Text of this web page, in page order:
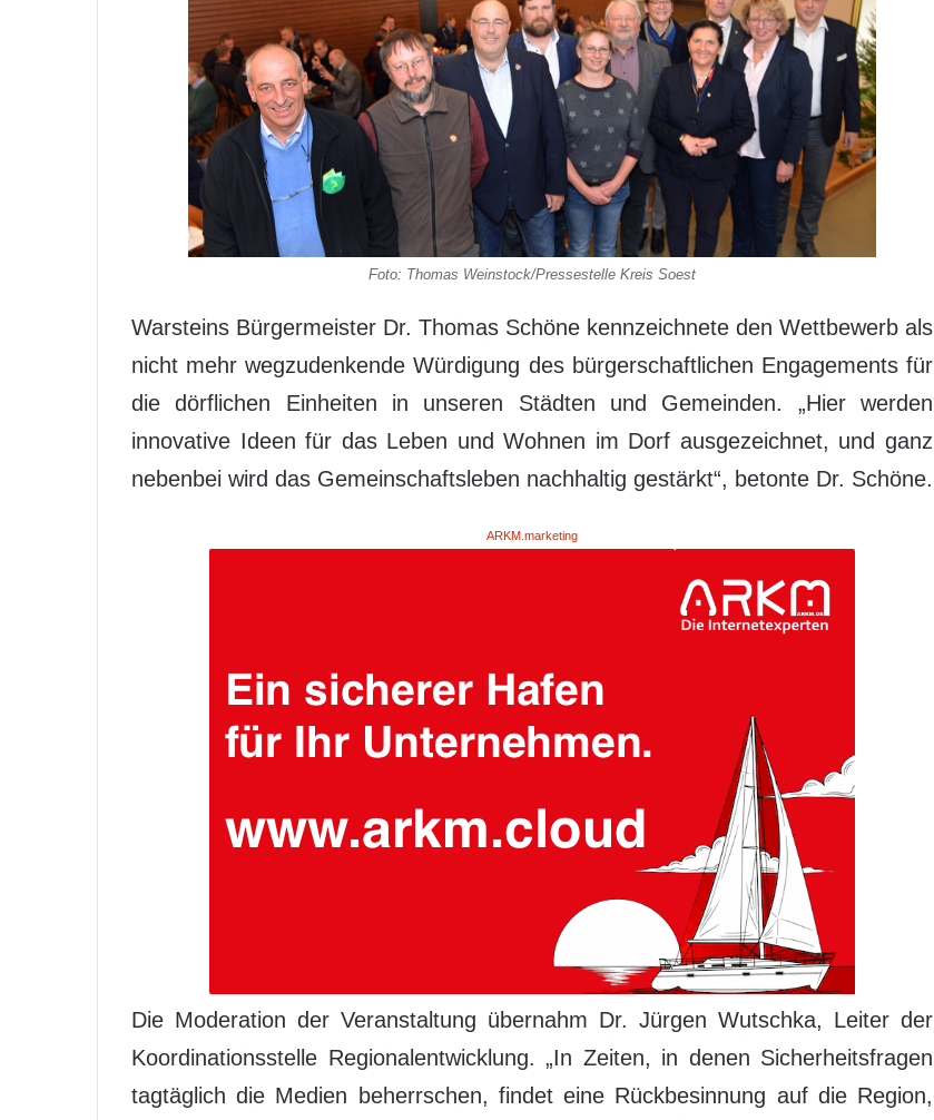
Foto: Thomas Weinstock/Pressestelle Kreis Soest
Warsteins Bürgermeister Dr. Thomas Schöne kennzeichnete den Wettbewerb als
nicht mehr wegzudenkende Würdigung des bürgerschaftlichen Engagements für
die dörflichen Einheiten in unseren Städten und Gemeinden. „Hier werden
innovative Ideen für das Leben und Wohnen im Dorf ausgezeichnet, und ganz
nebenbei wird das Gemeinschaftsleben nachhaltig gestärkt“, betonte Dr. Schöne.
ARKM.marketing
Die Moderation der Veranstaltung übernahm Dr. Jürgen Wutschka, Leiter der
Koordinationsstelle Regionalentwicklung. „In Zeiten, in denen Sicherheitsfragen
tagtäglich die Medien beherrschen, findet eine Rückbesinnung auf die Region,